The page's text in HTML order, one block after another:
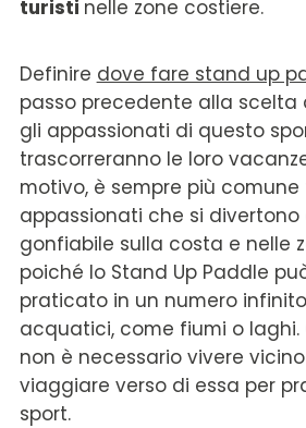
turisti nelle zone costiere.
Definire dove fare stand up
passo precedente alla scelta
gli appassionati di questo
trascorreranno le loro
motivo, è sempre più
appassionati che si divertono
gonfiabile sulla costa e nelle
poiché lo Stand Up Paddle
praticato in un numero
acquatici, come fiumi o
non è necessario vivere
viaggiare verso di essa per
sport.